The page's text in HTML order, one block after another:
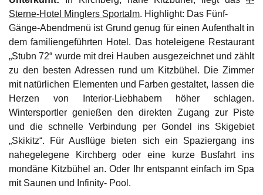
Sterne-Hotel Minglers Sportalm. Highlight: Das Fünf-
Gänge-Abendmenü ist Grund genug für einen Aufenthalt in
dem familiengeführten Hotel. Das hoteleigene Restaurant
„Stubn 72“ wurde mit drei Hauben ausgezeichnet und zählt
zu den besten Adressen rund um Kitzbühel. Die Zimmer
mit natürlichen Elementen und Farben gestaltet, lassen die
Herzen von Interior-Liebhabern höher schlagen.
Wintersportler genießen den direkten Zugang zur Piste
und die schnelle Verbindung per Gondel ins Skigebiet
„Skikitz“. Für Ausflüge bieten sich ein Spaziergang ins
nahegelegene Kirchberg oder eine kurze Busfahrt ins
mondäne Kitzbühel an. Oder Ihr entspannt einfach im Spa
mit Saunen und Infinity- Pool.